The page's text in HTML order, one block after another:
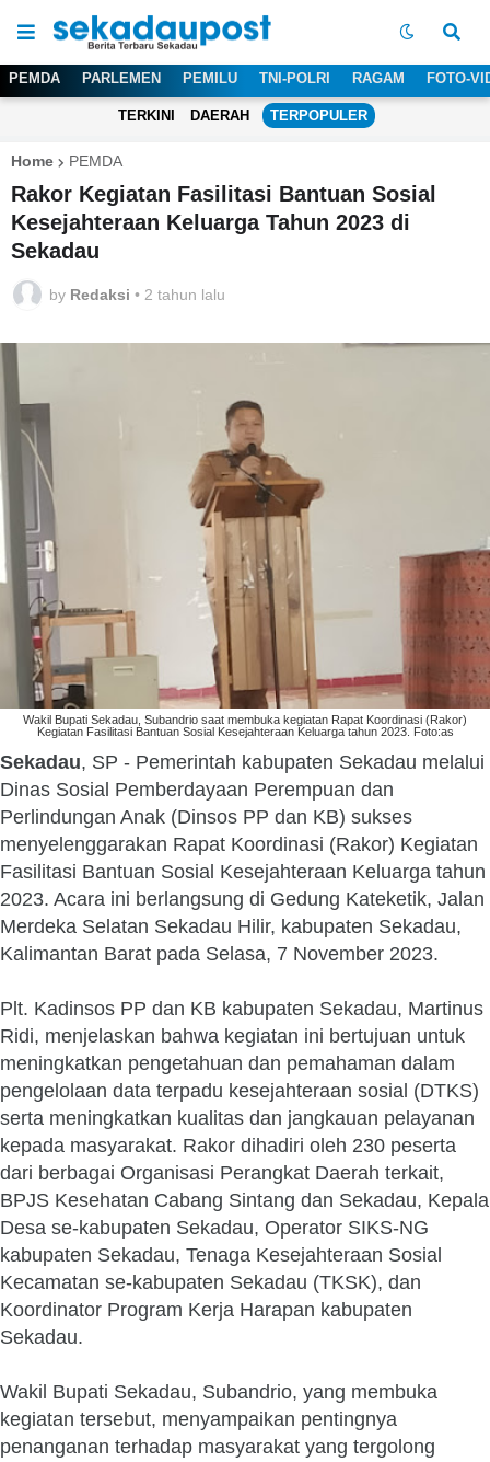
PEMDA PARLEMEN PEMILU TNI-POLRI RAGAM FOTO-
TERKINI DAERAH TERPOPULER
Home PEMDA
Rakor Kegiatan Fasilitasi Bantuan Sosial
Kesejahteraan Keluarga Tahun 2023 di
Sekadau
by Redaksi • 2 tahun lalu
Wakil Bupati Sekadau, Subandrio saat membuka kegiatan Rapat Koordinasi (Rakor)
Kegiatan Fasilitasi Bantuan Sosial Kesejahteraan Keluarga tahun 2023. Foto:as
Sekadau, SP - Pemerintah kabupaten Sekadau melalui
Dinas Sosial Pemberdayaan Perempuan dan
Perlindungan Anak (Dinsos PP dan KB) sukses
menyelenggarakan Rapat Koordinasi (Rakor) Kegiatan
Fasilitasi Bantuan Sosial Kesejahteraan Keluarga tahun
2023. Acara ini berlangsung di Gedung Kateketik, Jalan
Merdeka Selatan Sekadau Hilir, kabupaten Sekadau,
Kalimantan Barat pada Selasa, 7 November 2023.
Plt. Kadinsos PP dan KB kabupaten Sekadau, Martinus
Ridi, menjelaskan bahwa kegiatan ini bertujuan untuk
meningkatkan pengetahuan dan pemahaman dalam
pengelolaan data terpadu kesejahteraan sosial (DTKS)
serta meningkatkan kualitas dan jangkauan pelayanan
kepada masyarakat. Rakor dihadiri oleh 230 peserta
dari berbagai Organisasi Perangkat Daerah terkait,
BPJS Kesehatan Cabang Sintang dan Sekadau, Kepala
Desa se-kabupaten Sekadau, Operator SIKS-NG
kabupaten Sekadau, Tenaga Kesejahteraan Sosial
Kecamatan se-kabupaten Sekadau (TKSK), dan
Koordinator Program Kerja Harapan kabupaten
Sekadau.
Wakil Bupati Sekadau, Subandrio, yang membuka
kegiatan tersebut, menyampaikan pentingnya
penanganan terhadap masyarakat yang tergolong